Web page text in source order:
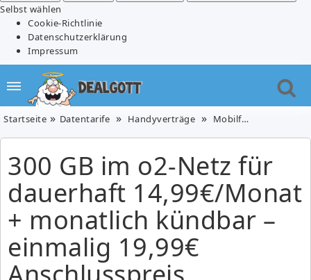
Selbst wählen
Cookie-Richtlinie
Datenschutzerklärung
Impressum
Startseite Datentarife Handyverträge Mobilfunk
300 GB im o2-Netz für
dauerhaft 14,99€/Monat
+ monatlich kündbar –
einmalig 19,99€